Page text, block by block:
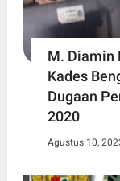
M. Diamin
Kades
Dugaan
2020
Agustus 10,